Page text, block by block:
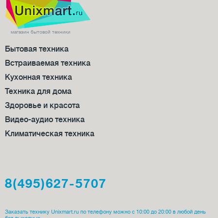
магазин бытовой техники
Бытовая техника
Встраиваемая техника
Кухонная техника
Техника для дома
Здоровье и красота
Видео-аудио техника
Климатическая техника
8(495)627-5707
Заказать технику Unixmart.ru по телефону можно с 10:00 до 20:00 в любой день